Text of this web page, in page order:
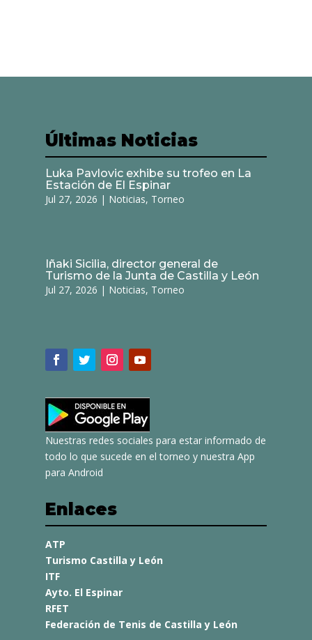
Últimas Noticias
Luka Pavlovic exhibe su trofeo en La
Estación de El Espinar
Jul 27, 2026 | Noticias, Torneo
Iñaki Sicilia, director general de
Turismo de la Junta de Castilla y León
Jul 27, 2026 | Noticias, Torneo
Nuestras redes sociales para estar informado de
todo lo que sucede en el torneo y nuestra App
para Android
Enlaces
ATP
Turismo Castilla y León
ITF
Ayto. El Espinar
RFET
Federación de Tenis de Castilla y León